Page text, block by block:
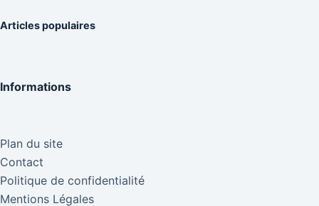
Articles populaires
Informations
Plan du site
Contact
Politique de confidentialité
Mentions Légales